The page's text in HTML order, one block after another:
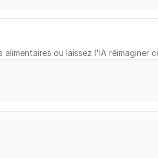
ou laissez l'IA réimaginer